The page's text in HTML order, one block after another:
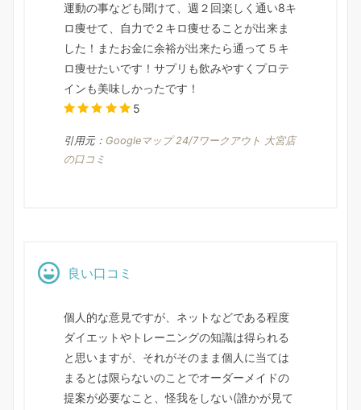
運動の事なども聞けて、週２回楽しく通い8キ
ロ痩せて、自力で２キロ痩せることが出来ま
した！またお金に余裕が出来たら通って５キ
ロ痩せたいです！サプリも飲みやすくプロテ
インも美味しかったです！
5
引用元： Googleマップ 24/7ワークアウト 大宮店
の口コミ
良い口コミ
個人的な意見ですが、ネットなどである程度
ダイエットやトレーニングの知識は得られる
と思いますが、それがそのまま個人に当ては
まるとは限らないのことでオーダーメイドの
提案が必要なこと、怪我をしない(誰かが見て